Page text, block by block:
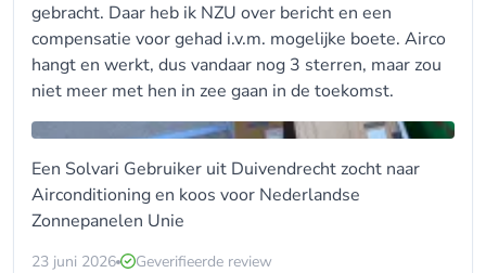
gebracht. Daar heb ik NZU over bericht en een
compensatie voor gehad i.v.m. mogelijke boete. Airco
hangt en werkt, dus vandaar nog 3 sterren, maar zou
niet meer met hen in zee gaan in de toekomst.
Een Solvari Gebruiker uit Duivendrecht zocht naar
Airconditioning en koos voor Nederlandse
Zonnepanelen Unie
23 juni 2026 Geverifieerde review